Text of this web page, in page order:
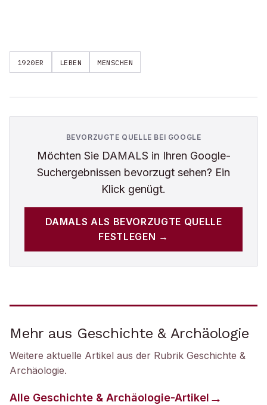
1920ER LEBEN MENSCHEN
BEVORZUGTE QUELLE BEI GOOGLE
Möchten Sie DAMALS in Ihren Google-
Suchergebnissen bevorzugt sehen? Ein
Klick genügt.
DAMALS ALS BEVORZUGTE QUELLE
FESTLEGEN →
Mehr aus Geschichte & Archäologie
Weitere aktuelle Artikel aus der Rubrik Geschichte &
Archäologie.
Alle Geschichte & Archäologie-Artikel